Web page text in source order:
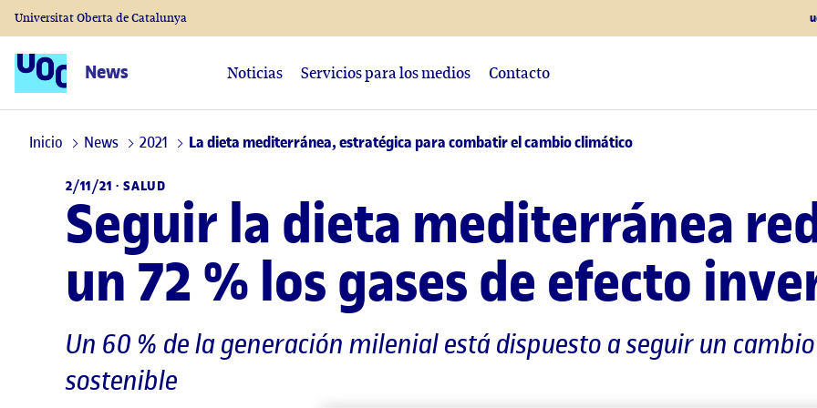
News Noticias Servicios para los medios Contacto
Universitat Oberta de Catalunya
Inicio News 2021 La dieta mediterránea, estratégica para combatir el cambio climático
2/11/21 · SALUD
Seguir la dieta mediterránea
un 72 % los gases de efecto
Un 60 % de la generación milenial está dispuesto a seguir un
sostenible